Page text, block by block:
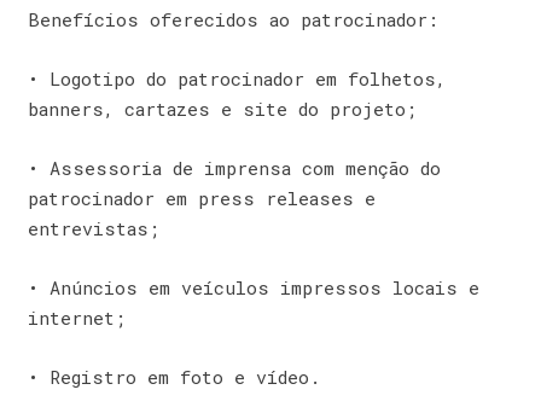
Benefícios oferecidos ao patrocinador:
• Logotipo do patrocinador em folhetos,
banners, cartazes e site do projeto;
• Assessoria de imprensa com menção do
patrocinador em press releases e
entrevistas;
• Anúncios em veículos impressos locais e
internet;
• Registro em foto e vídeo.